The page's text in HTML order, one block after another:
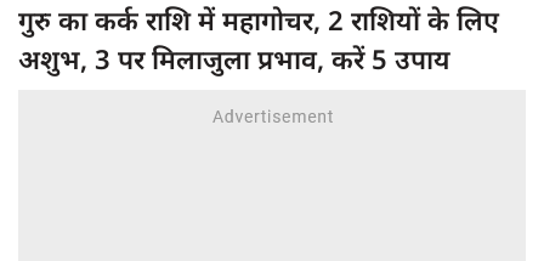
गुरु का कर्क राशि में महागोचर, 2 राशियों के लिए
अशुभ, 3 पर मिलाजुला प्रभाव, करें 5 उपाय